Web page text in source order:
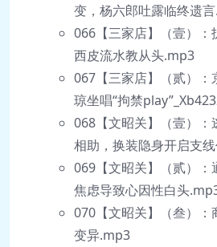
变，杨六郎吐露临终遗
066【三家店】（壹）：
西皮流水教从头.mp3
067【三家店】（贰）：
琼坐唱“拘禁
068【文昭关】（壹）：
相助，换装隐身开启支
069【文昭关】（贰）：
焦虑导致心因性白头
070【文昭关】（叁）：
变异.mp3